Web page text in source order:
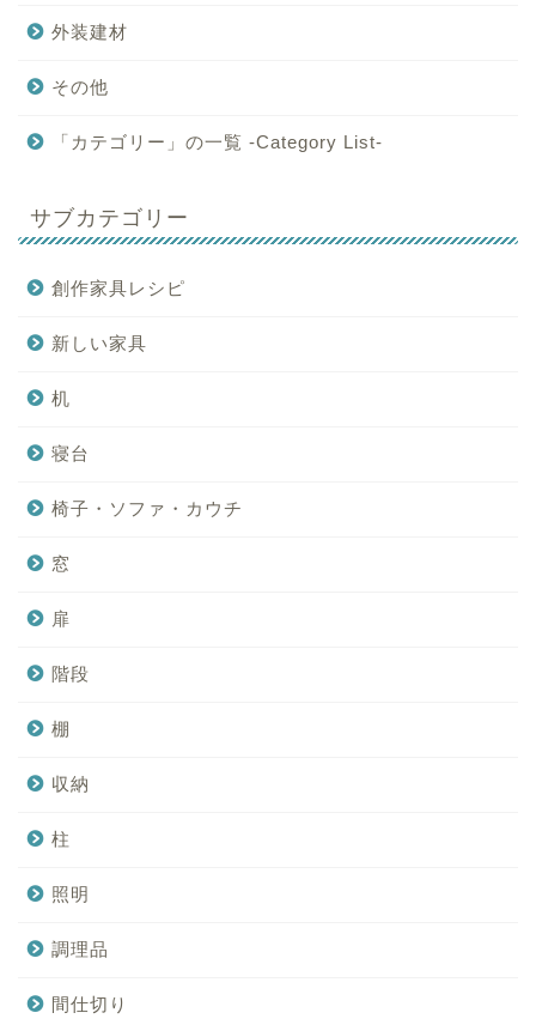
外装建材
その他
「カテゴリー」の一覧 -Category List-
サブカテゴリー
創作家具レシピ
新しい家具
机
寝台
椅子・ソファ・カウチ
窓
扉
階段
棚
収納
柱
照明
調理品
間仕切り